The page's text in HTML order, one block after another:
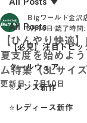
All Posts
【必見】注目トピッ
クールウェア
⭐メンズ新作
⭐レディース新作
All Posts
【ひんやり快適
夏支度を始めよ
ム特集（3Lサイズ
Ｂigワールド金沢
6月10日 読了時間
更新日： 7月10日